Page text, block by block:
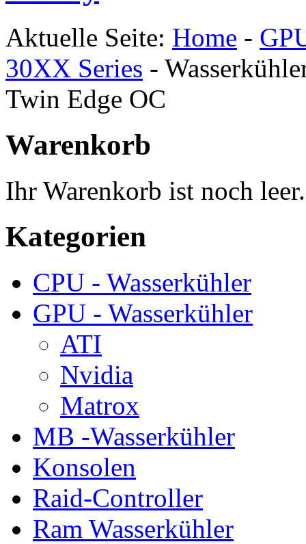
Aktuelle Seite: Home -
30XX Series -
Twin Edge OC
Warenkorb
Ihr Warenkorb ist noch leer.
Kategorien
CPU - Wasserkühler
GPU - Wasserkühler
ATI
Nvidia
Matrox
MB -Wasserkühler
Konsolen
Raid-Controller
Ram Wasserkühler